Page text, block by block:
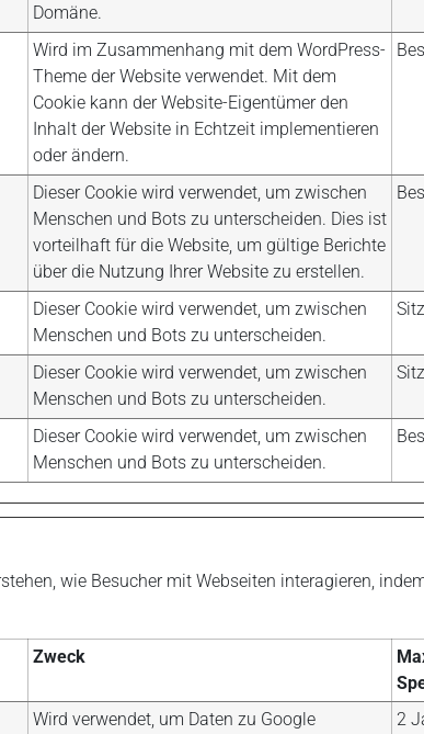
Domäne.
Wird im Zusammenhang mit dem WordPress-
Theme der Website verwendet. Mit dem
Cookie kann der Website-Eigentümer den
Inhalt der Website in Echtzeit implementieren
oder ändern.
Dieser Cookie wird verwendet, um zwischen
Menschen und Bots zu unterscheiden. Dies ist
vorteilhaft für die Website, um gültige Berichte
über die Nutzung Ihrer Website zu erstellen.
Dieser Cookie wird verwendet, um zwischen
Menschen und Bots zu unterscheiden.
Dieser Cookie wird verwendet, um zwischen
Menschen und Bots zu unterscheiden.
Dieser Cookie wird verwendet, um zwischen
Menschen und Bots zu unterscheiden.
wie Besucher mit Webseiten interagieren,
Zweck
Wird verwendet, um Daten zu Google
2